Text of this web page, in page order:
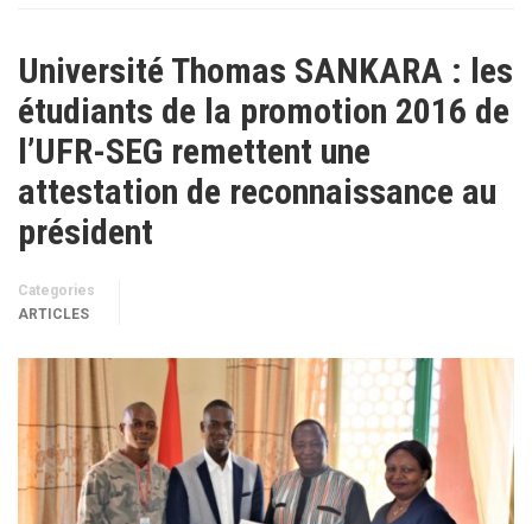
Université Thomas SANKARA : les
étudiants de la promotion 2016 de
l’UFR-SEG remettent une
attestation de reconnaissance au
président
Categories
ARTICLES